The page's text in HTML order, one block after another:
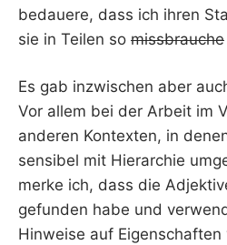
bedauere, dass ich ihren
sie in Teilen so missbrauche
Es gab inzwischen aber
Vor allem bei der Arbeit im
anderen Kontexten, in
sensibel mit Hierarchie
merke ich, dass die
gefunden habe und
Hinweise auf